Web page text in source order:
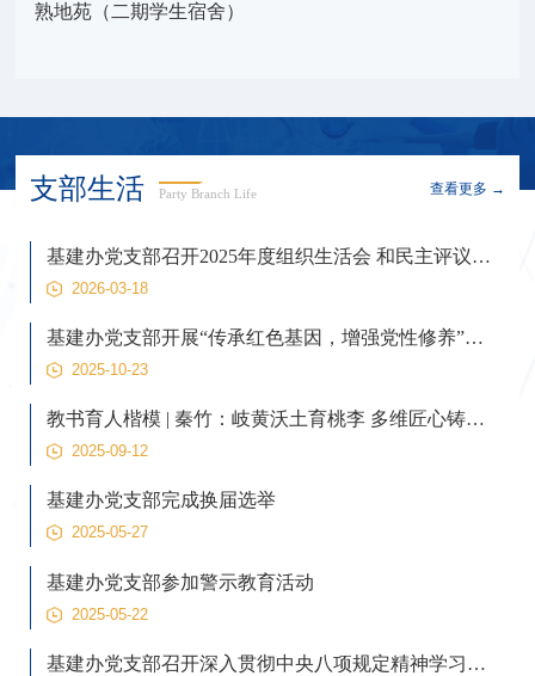
刚毅馆（二期体育综合楼）
支部生活 Party Branch Life 查看更多 →
基建办党支部召开2025年度组织生活会 和民主评议党员
2026-03-18
基建办党支部开展“传承红色基因，增强党性修养”党建活动
2025-10-23
教书育人楷模 | 秦竹：岐黄沃土育桃李 多维匠心铸师魂
2025-09-12
基建办党支部完成换届选举
2025-05-27
基建办党支部参加警示教育活动
2025-05-22
基建办党支部召开深入贯彻中央八项规定精神学习教育启动会暨廉政专题党课